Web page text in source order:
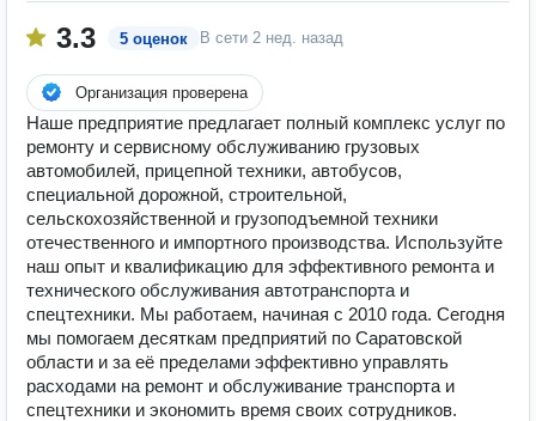
3.3 5 оценок В сети 2 нед. назад
Организация проверена
Наше предприятие предлагает полный комплекс услуг по
ремонту и сервисному обслуживанию грузовых
автомобилей, прицепной техники, автобусов,
специальной дорожной, строительной,
сельскохозяйственной и грузоподъемной техники
отечественного и импортного производства. Используйте
наш опыт и квалификацию для эффективного ремонта и
технического обслуживания автотранспорта и
спецтехники. Мы работаем, начиная с 2010 года. Сегодня
мы помогаем десяткам предприятий по Саратовской
области и за её пределами эффективно управлять
расходами на ремонт и обслуживание транспорта и
спецтехники и экономить время своих сотрудников.